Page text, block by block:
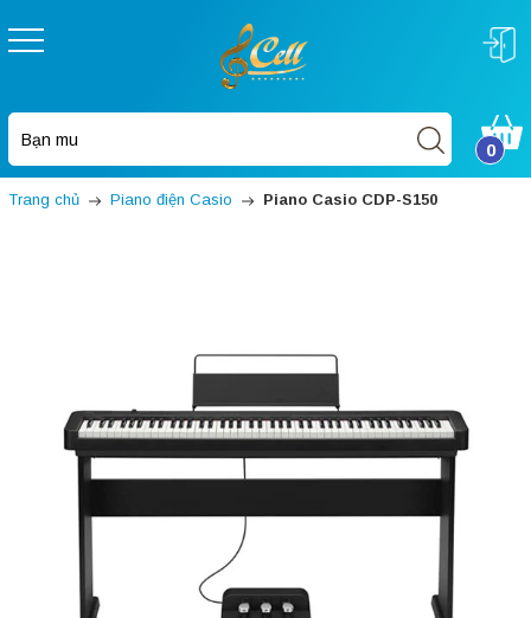
0
Trang chủ Piano điện Casio Piano Casio CDP-S150